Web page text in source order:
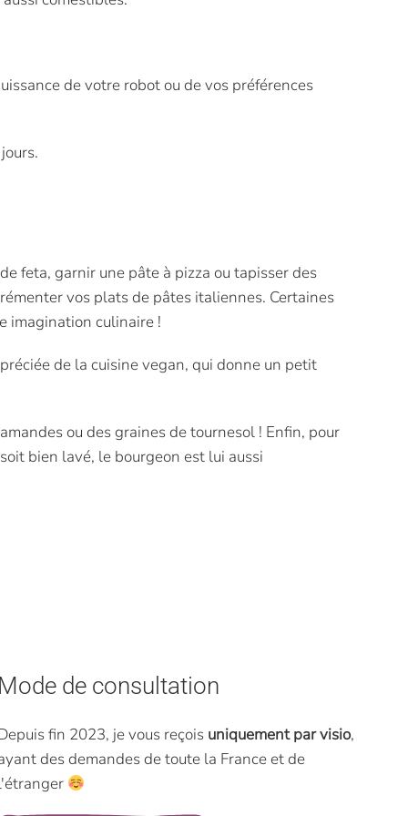
de votre robot ou de vos préférences
feta, garnir une pâte à pizza ou tapisser des
vos plats de pâtes italiennes. Certaines
imagination culinaire !
de la cuisine vegan, qui donne un petit
ou des graines de tournesol ! Enfin, pour
bien lavé, le bourgeon est lui aussi
Mode de consultation
fin 2023, je vous reçois uniquement par visio,
des demandes de toute la France et de